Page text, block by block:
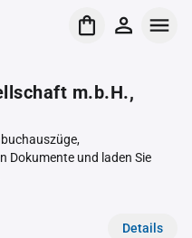
m.b.H.,
Dokumente und laden Sie
Details